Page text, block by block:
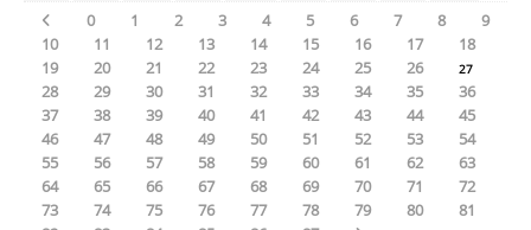
0 1 2 3 4 5 6 7 8
9
10
11 12 13 14 15 16 17
18
19
20 21 22 23 24 25 26 27
28 29 30 31 32 33 34 35
36
37
38 39 40 41 42 43 44
45
46
47 48 49 50 51 52 53
54
55
56 57 58 59 60 61 62
63
64
65 66 67 68 69 70 71
72
73
74 75 76 77 78 79 80
81